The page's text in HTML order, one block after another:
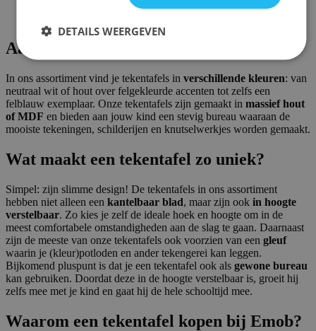
Aanbod tekentafels
In ons assortiment vind je tekentafels in verschillende kleuren: van
neutraal wit of hout over felgekleurde accenten tot zelfs een
felblauw exemplaar. Onze tekentafels zijn gemaakt in massief hout
of MDF en bieden aan jouw kind een stevig bureau waaraan de
mooiste tekeningen, schilderijen en knutselwerkjes worden gemaakt.
Wat maakt een tekentafel zo uniek?
Simpel: zijn slimme design! De tekentafels in ons assortiment
hebben niet alleen een kantelbaar blad, maar zijn ook in hoogte
verstelbaar. Zo kies je zelf de ideale hoek en hoogte om in de
meest comfortabele omstandigheden aan de slag te gaan. Daarnaast
zijn de meeste van onze tekentafels ook voorzien van een gleuf
waarin je (kleur)potloden en ander tekengerei kan leggen.
Bijkomend pluspunt is dat je een tekentafel ook als gewone bureau
kan gebruiken. Doordat deze in de hoogte verstelbaar is, groeit hij
zelfs mee met je kind en gaat hij de hele schooltijd mee.
Waarom een tekentafel kopen bij Emob?
DETAILS WEERGEVEN